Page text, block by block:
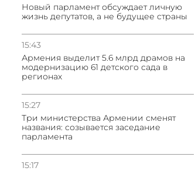
Новый парламент обсуждает личную
жизнь депутатов, а не будущее страны
15:43
Армения выделит 5.6 млрд драмов на
модернизацию 61 детского сада в
регионах
15:27
Три министерства Армении сменят
названия: созывается заседание
парламента
15:17